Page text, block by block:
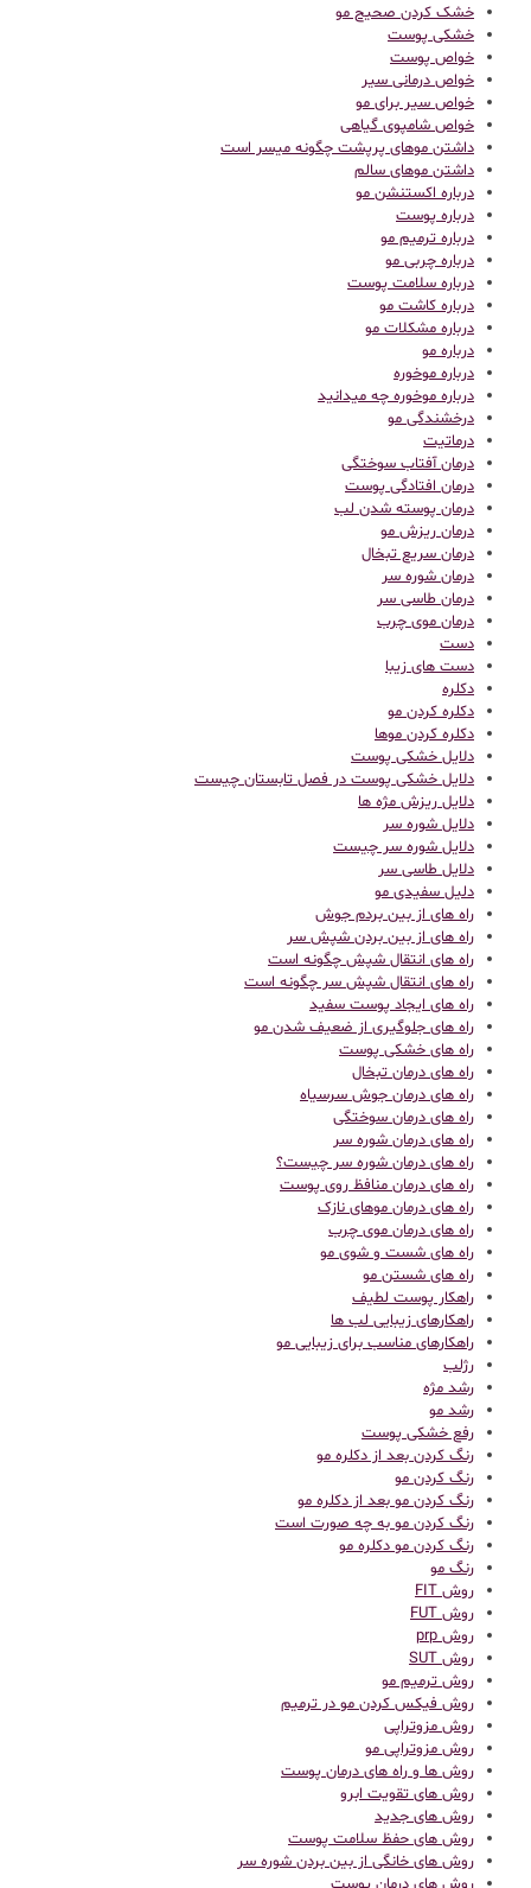
خشک کردن صحیح مو
خشکی پوست
خواص پوست
خواص درمانی سیر
خواص سیر برای مو
خواص شامپوی گیاهی
داشتن موهای پرپشت چگونه میسر است
داشتن موهای سالم
درباره اکستنشن مو
درباره پوست
درباره ترمیم مو
درباره چربی مو
درباره سلامت پوست
درباره کاشت مو
درباره مشکلات مو
درباره مو
درباره موخوره
درباره موخوره چه میدانید
درخشندگی مو
درماتیت
درمان آفتاب سوختگی
درمان افتادگی پوست
درمان پوسته شدن لب
درمان ریزش مو
درمان سریع تبخال
درمان شوره سر
درمان طاسی سر
درمان موی چرب
دست
دست های زیبا
دکلره
دکلره کردن مو
دکلره کردن موها
دلایل خشکی پوست
دلایل خشکی پوست در فصل تابستان چیست
دلایل ریزش مژه ها
دلایل شوره سر
دلایل شوره سر چیست
دلایل طاسی سر
دلیل سفیدی مو
راه های از بین بردم جوش
راه های از بین بردن شپش سر
راه های انتقال شپش چگونه است
راه های انتقال شپش سر چگونه است
راه های ایجاد پوست سفید
راه های جلوگیری از ضعیف شدن مو
راه های خشکی پوست
راه های درمان تبخال
راه های درمان جوش سرسیاه
راه های درمان سوختگی
راه های درمان شوره سر
راه های درمان شوره سر چیست؟
راه های درمان منافظ روی پوست
راه های درمان موهای نازک
راه های درمان موی چرب
راه های شست و شوی مو
راه های شستن مو
راهکار پوست لطیف
راهکارهای زیبایی لب ها
راهکارهای مناسب برای زیبایی مو
رژلب
رشد مژه
رشد مو
رفع خشکی پوست
رنگ کردن بعد از دکلره مو
رنگ کردن مو
رنگ کردن مو بعد از دکلره مو
رنگ کردن مو به چه صورت است
رنگ کردن مو دکلره مو
رنگ مو
روش FIT
روش FUT
روش prp
روش SUT
روش ترمیم مو
روش فیکس کردن مو در ترمیم
روش مزوتراپی
روش مزوتراپی مو
روش ها و راه های درمان پوست
روش های تقویت ابرو
روش های جدید
روش های حفظ سلامت پوست
روش های خانگی از بین بردن شوره سر